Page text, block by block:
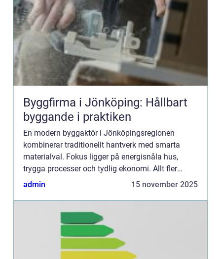
Byggfirma i Jönköping: Hållbart
byggande i praktiken
En modern byggaktör i Jönköpingsregionen
kombinerar traditionellt hantverk med smarta
materialval. Fokus ligger på energisnåla hus,
trygga processer och tydlig ekonomi. Allt fler
kunder efterfrågar förnyelsebara ...
admin 15 november 2025